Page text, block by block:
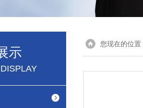
示
您现在的位置